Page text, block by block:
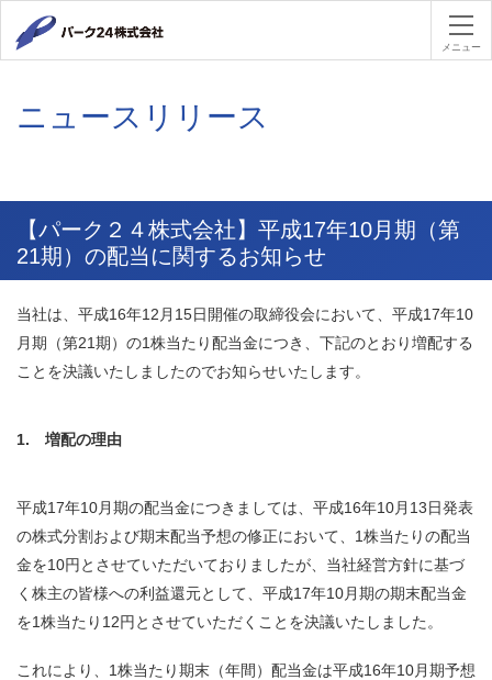
パーク２
メニュー
ニュースリリース
【パーク２４株式会社】平成17年10月期（第
21期）の配当に関するお知らせ
当社は、平成16年12月15日開催の取締役会において、平成17年10
月期（第21期）の1株当たり配当金につき、下記のとおり増配する
ことを決議いたしましたのでお知らせいたします。
1. 増配の理由
平成17年10月期の配当金につきましては、平成16年10月13日発表
の株式分割および期末配当予想の修正において、1株当たりの配当
金を10円とさせていただいておりましたが、当社経営方針に基づ
く株主の皆様への利益還元として、平成17年10月期の期末配当金
を1株当たり12円とさせていただくことを決議いたしました。
これにより、1株当たり期末（年間）配当金は平成16年10月期予想